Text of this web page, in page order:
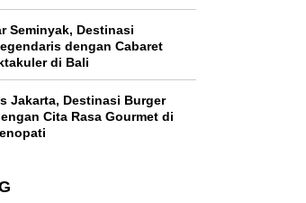
Seminyak, Destinasi
dengan Cabaret
di Bali
Jakarta, Destinasi Burger
Cita Rasa Gourmet di